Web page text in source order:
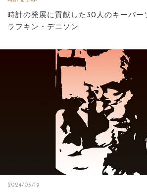
時計の発展に貢献した30人のキーパー
ラフキン・デニソン
2024/03/19